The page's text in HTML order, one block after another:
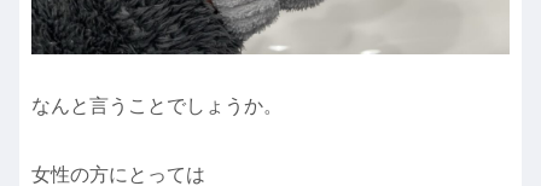
なんと言うことでしょうか。
女性の方にとっては